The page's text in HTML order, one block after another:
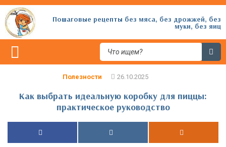
Пошаговые рецепты без мяса, без дрожжей, без
муки, без яиц
Полезности
Как выбрать идеальную коробку для пиццы:
практическое руководство